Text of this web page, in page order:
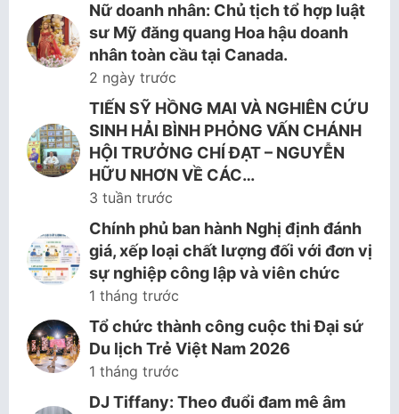
Nữ doanh nhân: Chủ tịch tổ hợp luật
sư Mỹ đăng quang Hoa hậu doanh
nhân toàn cầu tại Canada.
2 ngày trước
TIẾN SỸ HỒNG MAI VÀ NGHIÊN CỨU
SINH HẢI BÌNH PHỎNG VẤN CHÁNH
HỘI TRƯỞNG CHÍ ĐẠT – NGUYỄN
HỮU NHƠN VỀ CÁC…
3 tuần trước
Chính phủ ban hành Nghị định đánh
giá, xếp loại chất lượng đối với đơn vị
sự nghiệp công lập và viên chức
1 tháng trước
Tổ chức thành công cuộc thi Đại sứ
Du lịch Trẻ Việt Nam 2026
1 tháng trước
DJ Tiffany: Theo đuổi đam mê âm